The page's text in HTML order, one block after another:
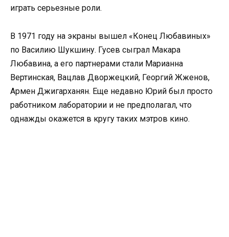
играть серьезные роли.
В 1971 году на экраны вышел «Конец Любавиных»
по Василию Шукшину. Гусев сыграл Макара
Любавина, а его партнерами стали Марианна
Вертинская, Вацлав Дворжецкий, Георгий Жженов,
Армен Джигарханян. Еще недавно Юрий был просто
работником лаборатории и не предполагал, что
однажды окажется в кругу таких мэтров кино.